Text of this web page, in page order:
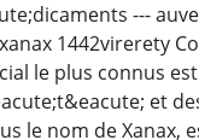
---
1442virerety
le plus connus
et
le nom de